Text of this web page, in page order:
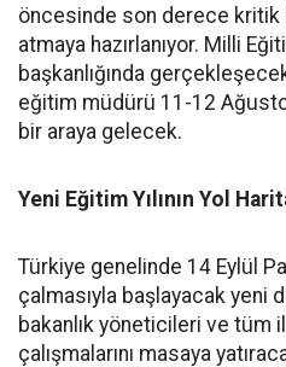
öncesinde son derece kritik
atmaya hazırlanıyor. Milli
başkanlığında
eğitim müdürü 11-12
bir araya gelecek.
Yeni Eğitim Yılının Yol
​Türkiye genelinde 14 Eylül
çalmasıyla başlayacak yeni
bakanlık yöneticileri ve tüm
çalışmalarını masaya